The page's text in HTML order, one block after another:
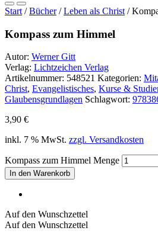
Start /Bücher/Leben als Christ /
Kompass zum Himmel
Autor: Werner Gitt
Verlag: Lichtzeichen Verlag
Artikelnummer: 548521 Kategorien:
Christ, Evangelistisches, Kurse &
Glaubensgrundlagen Schlagwort:
3,90 €
inkl. 7 % MwSt. zzgl. Versandkosten
Kompass zum Himmel Menge
In den Warenkorb
Auf den Wunschzettel
Auf den Wunschzettel